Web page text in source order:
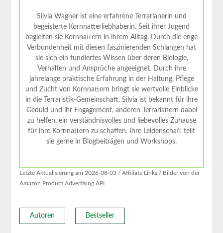
Silvia Wagner ist eine erfahrene Terrarianerin und
begeisterte Kornnatterliebhaberin. Seit ihrer Jugend
begleiten sie Kornnattern in ihrem Alltag. Durch die enge
Verbundenheit mit diesen faszinierenden Schlangen hat
sie sich ein fundiertes Wissen über deren Biologie,
Verhalten und Ansprüche angeeignet. Durch ihre
jahrelange praktische Erfahrung in der Haltung, Pflege
und Zucht von Kornnattern bringt sie wertvolle Einblicke
in die Terraristik-Gemeinschaft. Silvia ist bekannt für ihre
Geduld und ihr Engagement, anderen Terrarianern dabei
zu helfen, ein verständnisvolles und liebevolles Zuhause
für ihre Kornnattern zu schaffen. Ihre Leidenschaft teilt
sie gerne in Blogbeiträgen und Workshops.
Letzte Aktualisierung am 2026-08-03 / Affiliate Links / Bilder von der
Amazon Product Advertising API
Autoren Bestseller